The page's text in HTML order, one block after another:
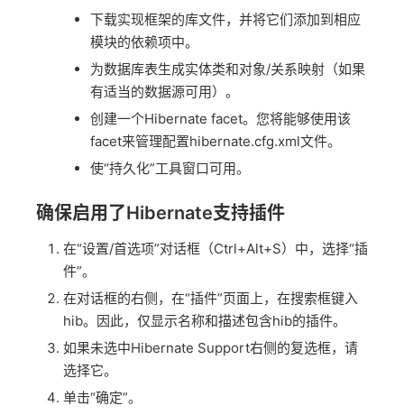
下载实现框架的库文件，并将它们添加到相应
模块的依赖项中。
为数据库表生成实体类和对象/关系映射（如果
有适当的数据源可用）。
创建一个Hibernate facet。您将能够使用该
facet来管理配置hibernate.cfg.xml文件。
使“持久化”工具窗口可用。
确保启用了Hibernate支持插件
在“设置/首选项”对话框（Ctrl+Alt+S）中，选择“插
件”。
在对话框的右侧，在“插件”页面上，在搜索框键入
hib。因此，仅显示名称和描述包含hib的插件。
如果未选中Hibernate Support右侧的复选框，请
选择它。
单击“确定”。